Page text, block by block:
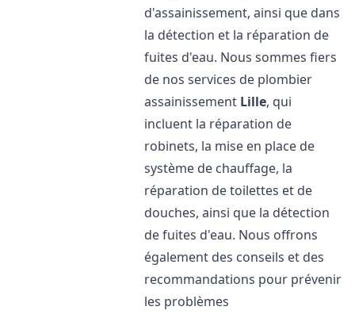
d'assainissement, ainsi que dans
la détection et la réparation de
fuites d'eau. Nous sommes fiers
de nos services de plombier
assainissement Lille, qui
incluent la réparation de
robinets, la mise en place de
système de chauffage, la
réparation de toilettes et de
douches, ainsi que la détection
de fuites d'eau. Nous offrons
également des conseils et des
recommandations pour prévenir
les problèmes